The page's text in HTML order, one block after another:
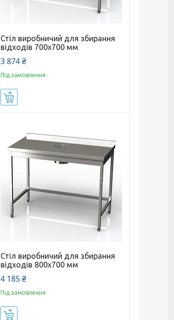
Стіл виробничий для збирання
відходів 700x700 мм
3 874 ₴
Під замовлення
Стіл виробничий для збирання
відходів 800x700 мм
4 185 ₴
Під замовлення